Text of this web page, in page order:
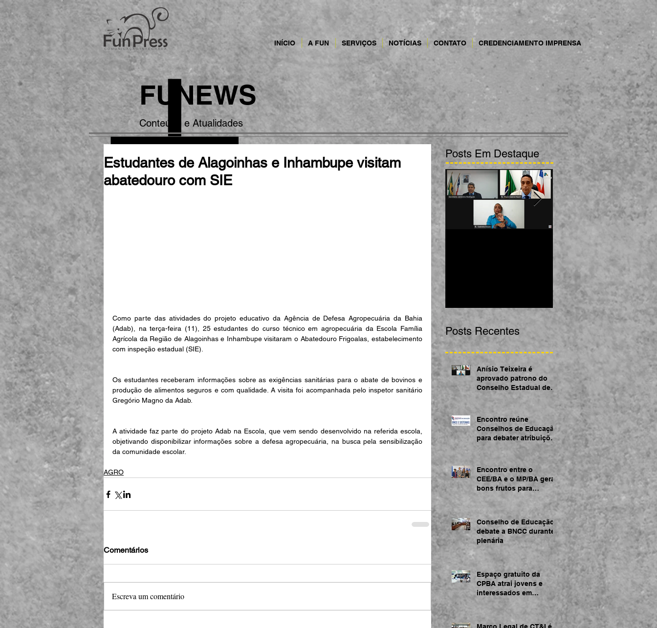
INÍCIO A FUN SERVIÇOS NOTÍCIAS CONTATO CREDENCIAMENTO IMPRENSA
FUNEWS
Conteúdo e Atualidades
Estudantes de Alagoinhas e Inhambupe visitam
abatedouro com SIE
Como parte das atividades do projeto educativo da Agência de Defesa Agropecuária da Bahia
(Adab), na terça-feira (11), 25 estudantes do curso técnico em agropecuária da Escola Família
Agrícola da Região de Alagoinhas e Inhambupe visitaram o Abatedouro Frigoalas, estabelecimento
com inspeção estadual (SIE).
Os estudantes receberam informações sobre as exigências sanitárias para o abate de bovinos e
produção de alimentos seguros e com qualidade. A visita foi acompanhada pelo inspetor sanitário
Gregório Magno da Adab.
A atividade faz parte do projeto Adab na Escola, que vem sendo desenvolvido na referida escola,
objetivando disponibilizar informações sobre a defesa agropecuária, na busca pela sensibilização
da comunidade escolar.
AGRO
Comentários
Escreva um comentário
Posts Em Destaque
Encontro reúne
Conselhos de Educação
para debater atribuições
acerca da BNCC
Posts Recentes
Anísio Teixeira é
aprovado patrono do
Conselho Estadual de
Educação da Bahia
Encontro reúne
Conselhos de Educação
para debater atribuições
acerca da BNCC
Encontro entre o
CEE/BA e o MP/BA gera
bons frutos para
regularização de
instituições de ensino
Conselho de Educação
debate a BNCC durante
plenária
Espaço gratuito da
CPBA atrai jovens e
interessados em
tecnologia
Marco Legal de CT&I é